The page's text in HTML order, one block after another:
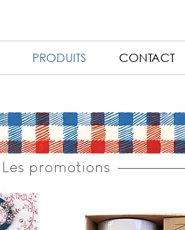
PRODUITS CONTACT
Les promotions